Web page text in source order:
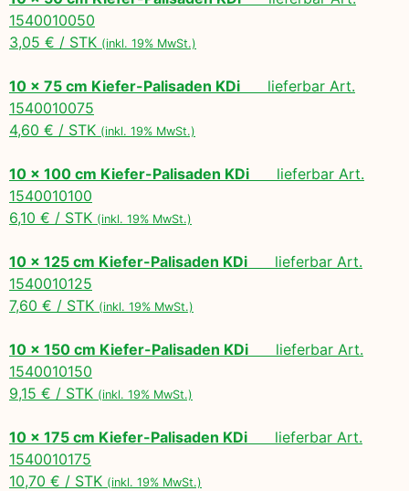
1540010050
3,05 € / STK (inkl. 19% MwSt.)
10 x 75 cm Kiefer-Palisaden KDi lieferbar Art.
1540010075
4,60 € / STK (inkl. 19% MwSt.)
10 x 100 cm Kiefer-Palisaden KDi lieferbar Art.
1540010100
6,10 € / STK (inkl. 19% MwSt.)
10 x 125 cm Kiefer-Palisaden KDi lieferbar Art.
1540010125
7,60 € / STK (inkl. 19% MwSt.)
10 x 150 cm Kiefer-Palisaden KDi lieferbar Art.
1540010150
9,15 € / STK (inkl. 19% MwSt.)
10 x 175 cm Kiefer-Palisaden KDi lieferbar Art.
1540010175
10,70 € / STK (inkl. 19% MwSt.)